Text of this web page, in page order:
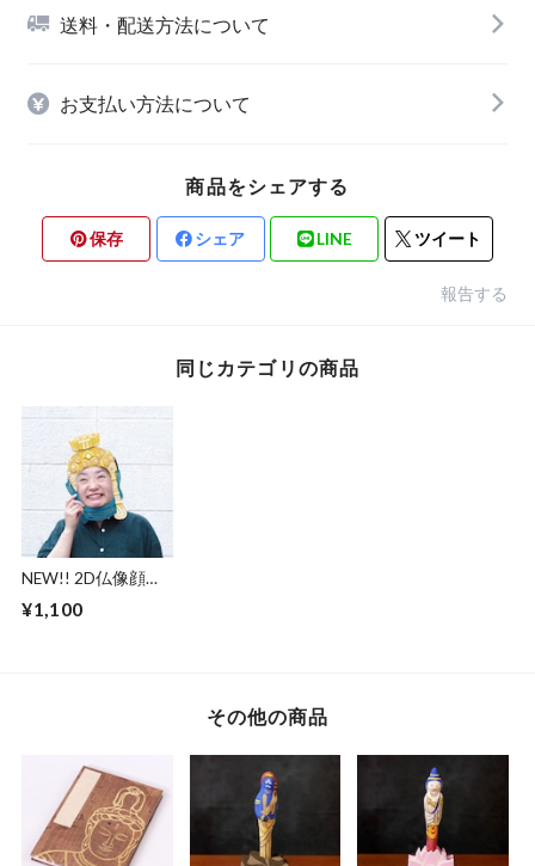
送料・配送方法について
お支払い方法について
商品をシェアする
保存 シェア LINE ツイート
報告する
同じカテゴリの商品
NEW!! 2D仏像顔出
)
¥1,100
その他の商品